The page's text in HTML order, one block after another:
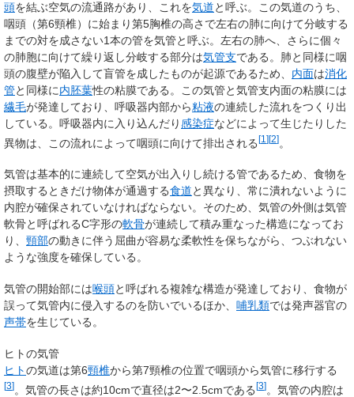
頭を結ぶ空気の流通路があり、これを気道と呼ぶ。この気道のうち、
咽頭（第6頸椎）に始まり第5胸椎の高さで左右の肺に向けて分岐する
までの対を成さない1本の管を気管と呼ぶ。左右の肺へ、さらに個々
の肺胞に向けて繰り返し分岐する部分は気管支である。肺と同様に咽
頭の腹壁が陥入して盲管を成したものが起源であるため、 内面は消化
管と同様に内胚葉性の粘膜である。この気管と気管支内面の粘膜には
繊毛が発達しており、呼吸器内部から粘液の連続した流れをつくり出
している。呼吸器内に入り込んだり感染症などによって生じたりした
異物は、この流れによって咽頭に向けて排出される [1 ][2] 。
気管は基本的に連続して空気が出入りし続ける管であるため、食物を
摂取するときだけ物体が通過する食道と異なり、常に潰れないように
内腔が確保されていなければならない。そのため、気管の外側は気管
軟骨と呼ばれるC字形の軟骨が連続して積み重なった構造になってお
り、 頸部の動きに伴う屈曲が容易な柔軟性を保ちながら、つぶれない
ような強度を確保している。
気管の開始部には喉頭と呼ばれる複雑な構造が発達しており、食物が
誤って気管内に侵入するのを防いでいるほか、 哺乳類では発声器官の
声帯を生じている。
ヒトの気管
ヒトの気道は第6頸椎から第7頸椎の位置で咽頭から気管に移行する
[3]。気管の長さは約10cmで直径は2〜2.5cmである[3]。気管の内腔は